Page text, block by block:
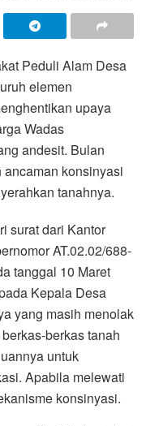
Peduli Alam Desa
elemen
upaya
Wadas
andesit. Bulan
konsinyasi
tanahnya.
surat dari Kantor
AT.02.02/688-
tanggal 10 Maret
Kepala Desa
yang masih menolak
berkas tanah
untuk
Apabila melewati
konsinyasi.